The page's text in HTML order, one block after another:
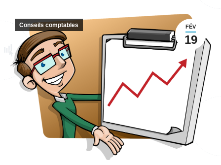
FÉV
19
Conseils comptables